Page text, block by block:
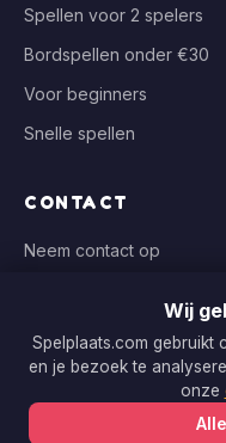
Spellen voor 2 spelers
Bordspellen onder €30
Voor beginners
Snelle spellen
CONTACT
Neem contact op
WIJ VERGELIJKEN
Bol.com, Spellenrijk,
Wij
Spelplaats.com gebruikt
en je bezoek te
onze